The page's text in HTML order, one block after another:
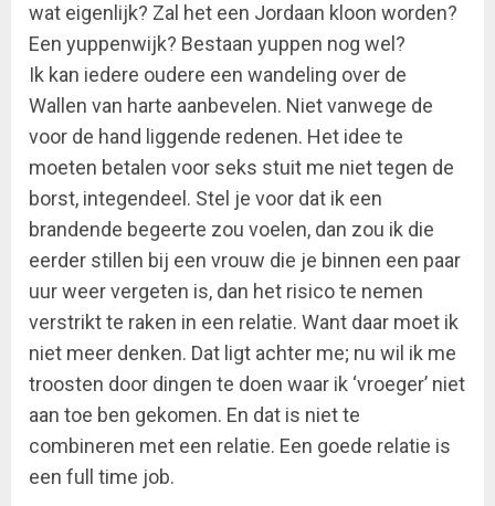
wat eigenlijk? Zal het een Jordaan kloon worden?
Een yuppenwijk? Bestaan yuppen nog wel?
Ik kan iedere oudere een wandeling over de
Wallen van harte aanbevelen. Niet vanwege de
voor de hand liggende redenen. Het idee te
moeten betalen voor seks stuit me niet tegen de
borst, integendeel. Stel je voor dat ik een
brandende begeerte zou voelen, dan zou ik die
eerder stillen bij een vrouw die je binnen een paar
uur weer vergeten is, dan het risico te nemen
verstrikt te raken in een relatie. Want daar moet ik
niet meer denken. Dat ligt achter me; nu wil ik me
troosten door dingen te doen waar ik ‘vroeger’ niet
aan toe ben gekomen. En dat is niet te
combineren met een relatie. Een goede relatie is
een full time job.